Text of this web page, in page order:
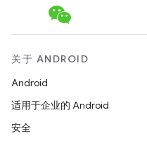
关于 ANDROID
Android
适用于企业的 Android
安全